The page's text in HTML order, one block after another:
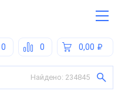
0,00
0
0
Найдено: 234845